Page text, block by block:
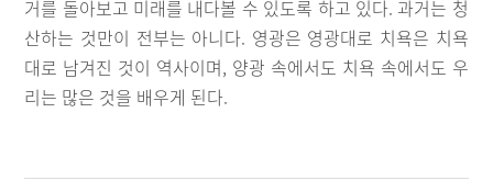
거를 돌아보고 미래를 내다볼 수 있도록 하고 있다. 과거는 청
산하는 것만이 전부는 아니다. 영광은 영광대로 치욕은 치욕
대로 남겨진 것이 역사이며, 양광 속에서도 치욕 속에서도 우
리는 많은 것을 배우게 된다.